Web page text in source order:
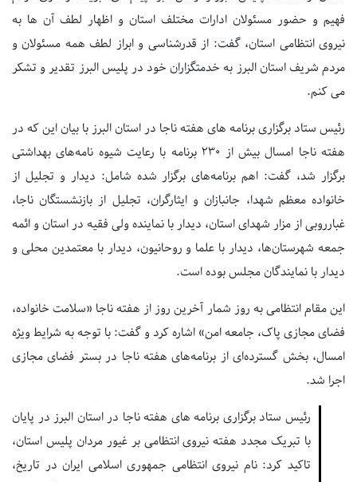
فهیم و حضور مسئولان ادارات مختلف استان و اظهار لطف آن ها به
نیروی انتظامی استان، گفت: از قدرشناسی و ابراز لطف همه مسئولان و
مردم شریف استان البرز به خدمتگزاران خود در پلیس البرز تقدیر و تشکر
می کنم.
رئیس ستاد برگزاری برنامه های هفته ناجا در استان البرز با بیان این که در
هفته ناجا امسال بیش از 230 برنامه با رعایت شیوه نامه‌های بهداشتی
برگزار شد، گفت: اهم برنامه‌های برگزار شده شامل: دیدار و تجلیل از
خانواده معظم شهدا، جانبازان و ایثارگران، تجلیل از بازنشستگان ناجا،
غبارروبی از مزار شهدای استان، دیدار با نماینده ولی فقیه در استان و ائمه
جمعه شهرستان‌ها، دیدار با علما و روحانیون، دیدار با معتمدین محلی و
دیدار با نمایندگان مجلس بوده است.
این مقام انتظامی به روز شمار آخرین روز از هفته ناجا «سلامت خانواده،
فضای مجازی پاک، جامعه امن» اشاره کرد و گفت: با توجه به شرایط ویژه
امسال، بخش گسترده‌ای از برنامه‌های هفته ناجا در بستر فضای مجازی
اجرا شد.
رئیس ستاد برگزاری برنامه های هفته ناجا در استان البرز در پایان
با تبریک مجدد هفته نیروی انتظامی بر غیور مردان پلیس استان،
تاکید کرد: نام نیروی انتظامی جمهوری اسلامی ایران در تاریخ،